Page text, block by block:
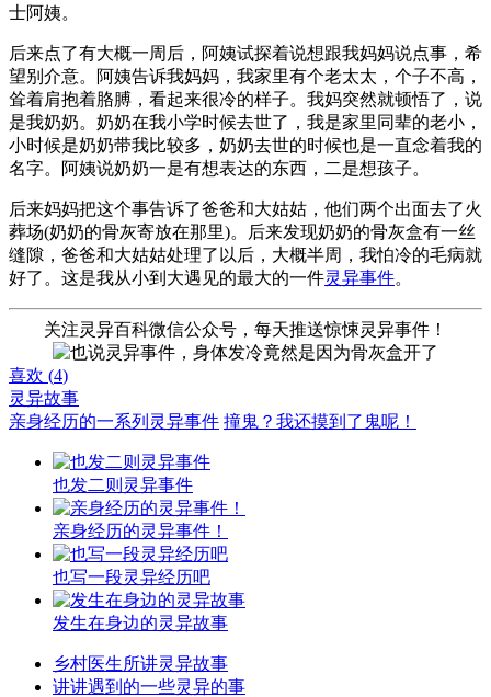
士阿姨。
后来点了有大概一周后，阿姨试探着说想跟我妈妈说点事，希
望别介意。阿姨告诉我妈妈，我家里有个老太太，个子不高，
耸着肩抱着胳膊，看起来很冷的样子。我妈突然就顿悟了，说
是我奶奶。奶奶在我小学时候去世了，我是家里同辈的老小，
小时候是奶奶带我比较多，奶奶去世的时候也是一直念着我的
名字。阿姨说奶奶一是有想表达的东西，二是想孩子。
后来妈妈把这个事告诉了爸爸和大姑姑，他们两个出面去了火
葬场(奶奶的骨灰寄放在那里)。后来发现奶奶的骨灰盒有一丝
缝隙，爸爸和大姑姑处理了以后，大概半周，我怕冷的毛病就
好了。这是我从小到大遇见的最大的一件灵异事件。
关注灵异百科微信公众号，每天推送惊悚灵异事件！
喜欢 (4)
灵异故事
亲身经历的一系列灵异事件 撞鬼？我还摸到了鬼呢！
也发二则灵异事件
亲身经历的灵异事件！
也写一段灵异经历吧
发生在身边的灵异故事
乡村医生所讲灵异故事
讲讲遇到的一些灵异的事